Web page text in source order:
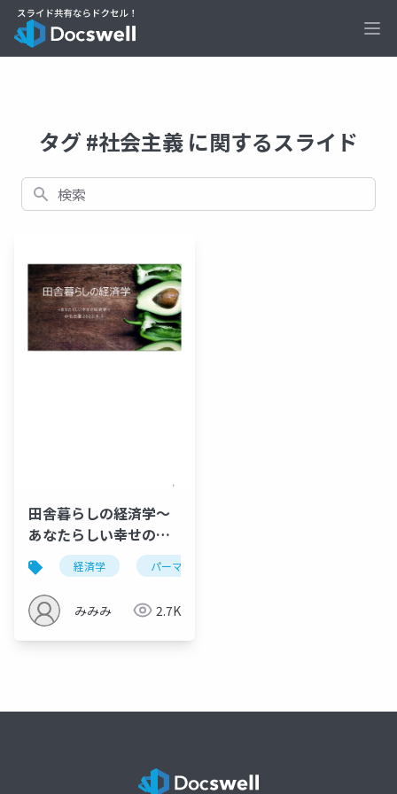
タグ #社会主義 に関するスライド
検索
田舎暮らしの経済学〜
あなたらしい幸せの経
済学〜@名古屋
2022.8.7
経済学 パーマカルチャー
みみみ 2.7K